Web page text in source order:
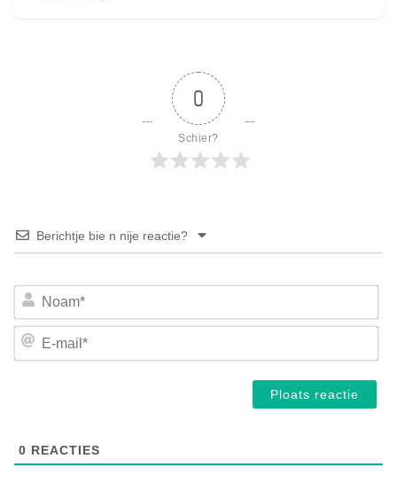
0
Schier?
Berichtje bie n nije reactie?
E-
0 REACTIES